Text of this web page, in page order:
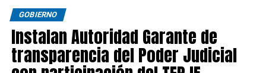
GOBIERNO
Instalan Autoridad Garante de
transparencia del Poder Judicial